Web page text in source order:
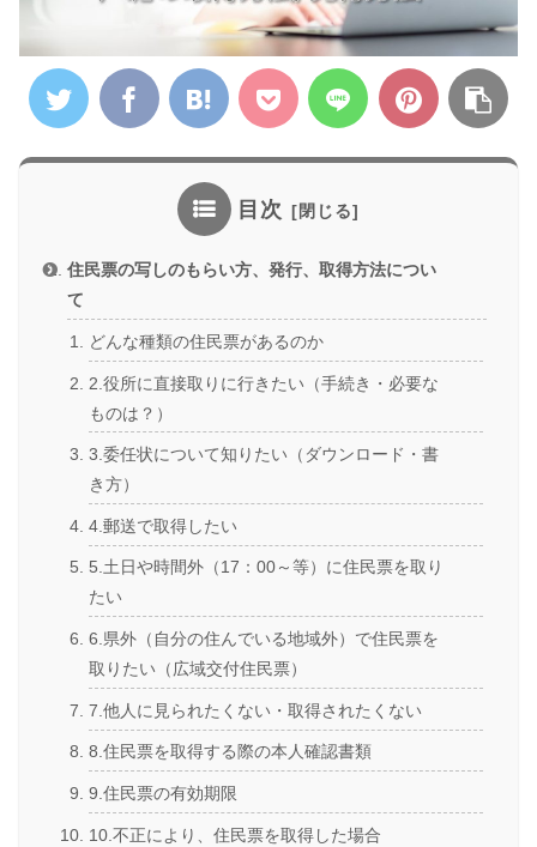
目次
住民票の写しのもらい方、発行、取得方法につい
て
どんな種類の住民票があるのか
2.役所に直接取りに行きたい（手続き・必要な
ものは？）
3.委任状について知りたい（ダウンロード・書
き方）
4.郵送で取得したい
5.土日や時間外（17：00～等）に住民票を取り
たい
6.県外（自分の住んでいる地域外）で住民票を
取りたい（広域交付住民票）
7.他人に見られたくない・取得されたくない
8.住民票を取得する際の本人確認書類
9.住民票の有効期限
10.不正により、住民票を取得した場合